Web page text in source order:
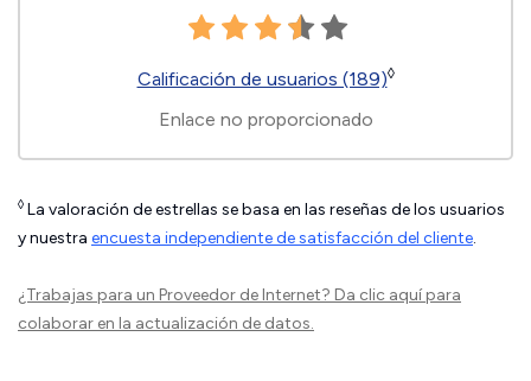
Calificación de usuarios (189)◊
Enlace no proporcionado
◊ La valoración de estrellas se basa en las reseñas de los usuarios
y nuestra encuesta independiente de satisfacción del cliente.
¿Trabajas para un Proveedor de Internet? Da clic aquípara
colaborar en la actualización de datos.